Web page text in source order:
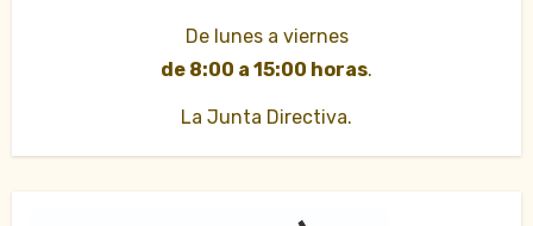
De lunes a viernes
de 8:00 a 15:00 horas.
La Junta Directiva.